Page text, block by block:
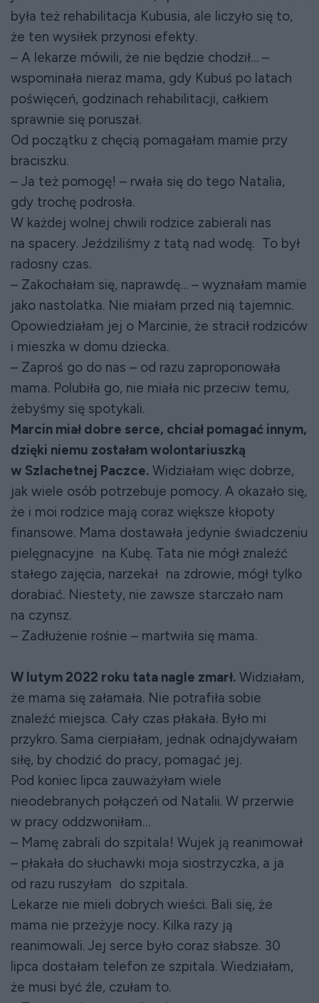
była też rehabilitacja Kubusia, ale liczyło się to,
że ten wysiłek przynosi efekty.
– A lekarze mówili, że nie będzie chodził… –
wspominała nieraz mama, gdy Kubuś po latach
poświęceń, godzinach rehabilitacji, całkiem
sprawnie się poruszał.
Od początku z chęcią pomagałam mamie przy
braciszku.
– Ja też pomogę! – rwała się do tego Natalia,
gdy trochę podrosła.
W każdej wolnej chwili rodzice zabierali nas
na spacery. Jeździliśmy z tatą nad wodę. To był
radosny czas.
– Zakochałam się, naprawdę… – wyznałam mamie
jako nastolatka. Nie miałam przed nią tajemnic.
Opowiedziałam jej o Marcinie, że stracił rodziców
i mieszka w domu dziecka.
– Zaproś go do nas – od razu zaproponowała
mama. Polubiła go, nie miała nic przeciw temu,
żebyśmy się spotykali.
Marcin miał dobre serce, chciał pomagać innym,
dzięki niemu zostałam wolontariuszką
w Szlachetnej Paczce. Widziałam więc dobrze,
jak wiele osób potrzebuje pomocy. A okazało się,
że i moi rodzice mają coraz większe kłopoty
finansowe. Mama dostawała jedynie świadczeniu
pielęgnacyjne na Kubę. Tata nie mógł znaleźć
stałego zajęcia, narzekał na zdrowie, mógł tylko
dorabiać. Niestety, nie zawsze starczało nam
na czynsz.
– Zadłużenie rośnie – martwiła się mama.
W lutym 2022 roku tata nagle zmarł. Widziałam,
że mama się załamała. Nie potrafiła sobie
znaleźć miejsca. Cały czas płakała. Było mi
przykro. Sama cierpiałam, jednak odnajdywałam
siłę, by chodzić do pracy, pomagać jej.
Pod koniec lipca zauważyłam wiele
nieodebranych połączeń od Natalii. W przerwie
w pracy oddzwoniłam…
– Mamę zabrali do szpitala! Wujek ją reanimował
– płakała do słuchawki moja siostrzyczka, a ja
od razu ruszyłam do szpitala.
Lekarze nie mieli dobrych wieści. Bali się, że
mama nie przeżyje nocy. Kilka razy ją
reanimowali. Jej serce było coraz słabsze. 30
lipca dostałam telefon ze szpitala. Wiedziałam,
że musi być źle, czułam to.